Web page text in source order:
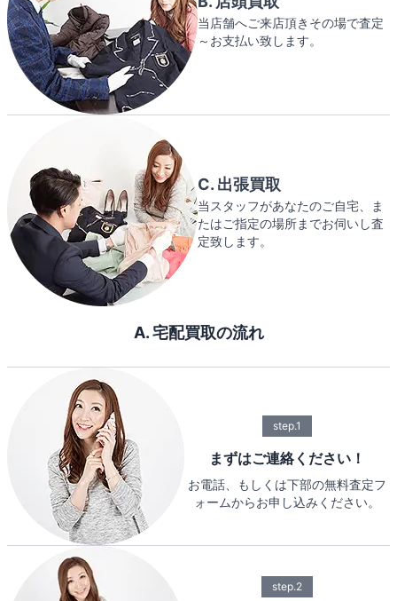
当店舗へご来店頂きその場で査定
～お支払い致します。
C. 出張買取
当スタッフがあなたのご自宅、ま
たはご指定の場所までお伺いし査
定致します。
A. 宅配買取の流れ
step.1
まずはご連絡ください！
お電話、もしくは下部の無料査定フ
ォームからお申し込みください。
step.2